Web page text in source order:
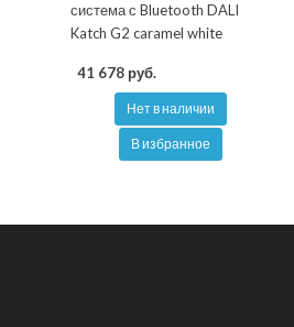
система с Bluetooth DALI
Katch G2 caramel white
41 678 руб.
Нет в наличии
В избранное